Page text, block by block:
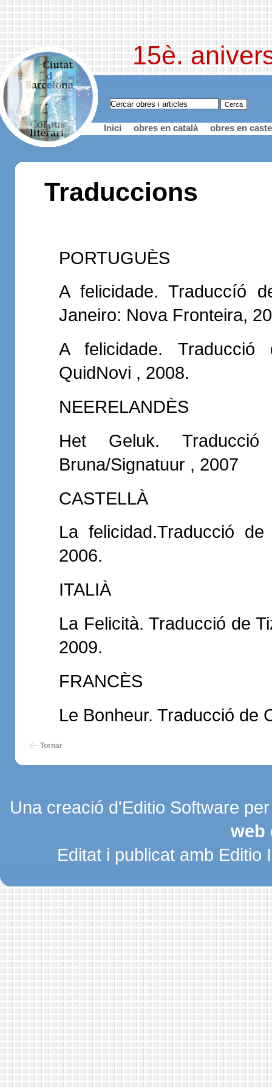
15è.
Inici obres en català obres en
Traduccions
PORTUGUÈS
A felicidade. Traduccíó
Janeiro: Nova Fronteira,
A felicidade.
QuidNovi , 2008.
NEERELANDÈS
Het Geluk.
Bruna/Signatuur , 2007
CASTELLÀ
La felicidad.Traducció
2006.
ITALIÀ
La Felicità. Traducció de
2009.
FRANCÈS
Le Bonheur. Traducció de
Tornar
Una creació d'Editio Software
web
Editat i publicat amb Editio